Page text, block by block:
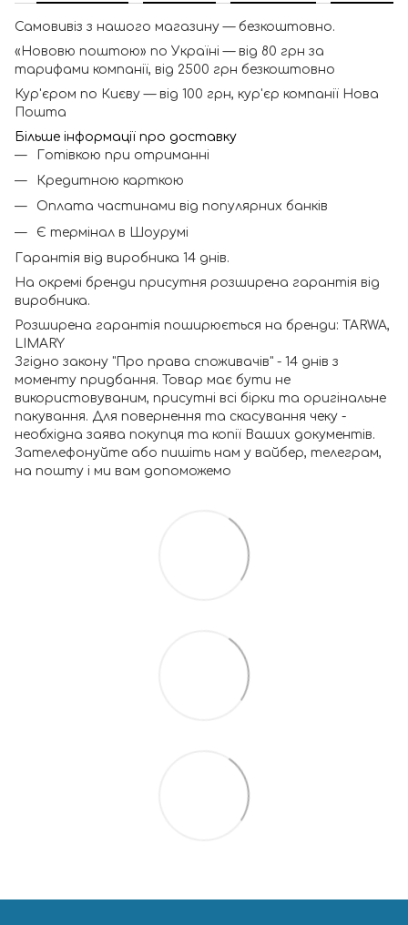
Самовивіз з нашого магазину — безкоштовно.
«Нововю поштою» по Україні — від 80 грн за
тарифами компанії, від 2500 грн безкоштовно
Кур'єром по Києву — від 100 грн, кур'єр компанії Нова
Пошта
Більше інформації про доставку
Готівкою при отриманні
Кредитною карткою
Оплата частинами від популярних банків
Є термінал в Шоурумі
Гарантія від виробника 14 днів.
На окремі бренди присутня розширена гарантія від
виробника.
Розширена гарантія поширюється на бренди: TARWA,
LIMARY
Згідно закону "Про права споживачів" - 14 днів з
моменту придбання. Товар має бути не
використовуваним, присутні всі бірки та оригінальне
пакування. Для повернення та скасування чеку -
необхідна заява покупця та копії Ваших документів.
Зателефонуйте або пишіть нам у вайбер, телеграм,
на пошту і ми вам допоможемо